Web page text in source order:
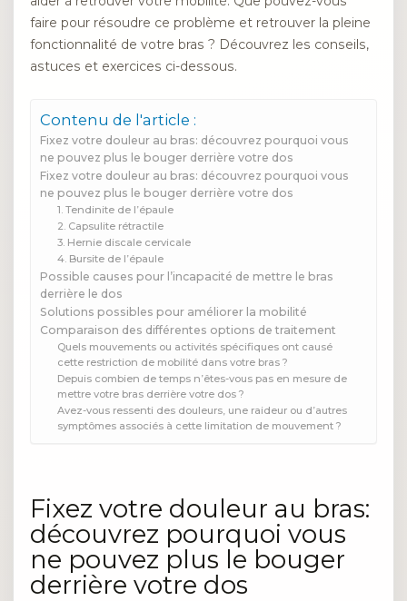
faire pour résoudre ce problème et retrouver la pleine
fonctionnalité de votre bras ? Découvrez les conseils,
astuces et exercices ci-dessous.
Contenu de l'article :
Fixez votre douleur au bras: découvrez pourquoi vous
ne pouvez plus le bouger derrière votre dos
Fixez votre douleur au bras: découvrez pourquoi vous
ne pouvez plus le bouger derrière votre dos
1. Tendinite de l’épaule
2. Capsulite rétractile
3. Hernie discale cervicale
4. Bursite de l’épaule
Possible causes pour l’incapacité de mettre le bras
derrière le dos
Solutions possibles pour améliorer la mobilité
Comparaison des différentes options de traitement
Quels mouvements ou activités spécifiques ont causé
cette restriction de mobilité dans votre bras ?
Depuis combien de temps n’êtes-vous pas en mesure de
mettre votre bras derrière votre dos ?
Avez-vous ressenti des douleurs, une raideur ou d’autres
symptômes associés à cette limitation de mouvement ?
Fixez votre douleur au bras:
découvrez pourquoi vous
ne pouvez plus le bouger
derrière votre dos